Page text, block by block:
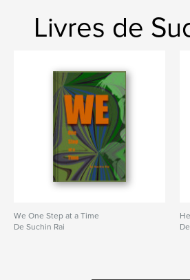
Livres de
We One Step at a Time
De Suchin Rai